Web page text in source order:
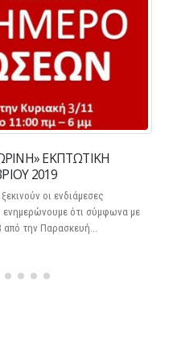
ΕΚΠΤΩΤΙΚΗ
2019
οι ενδιάμεσες
ότι σύμφωνα με
από την Παρασκευή...